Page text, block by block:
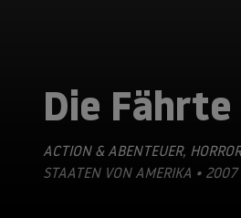
Die Fährte
ACTION & ABENTEUER, HORROR
STAATEN VON AMERIKA •